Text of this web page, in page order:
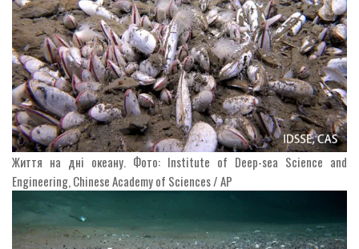
Життя на дні океану. Фото: Institute of Deep-sea Science and
Engineering, Chinese Academy of Sciences / AP